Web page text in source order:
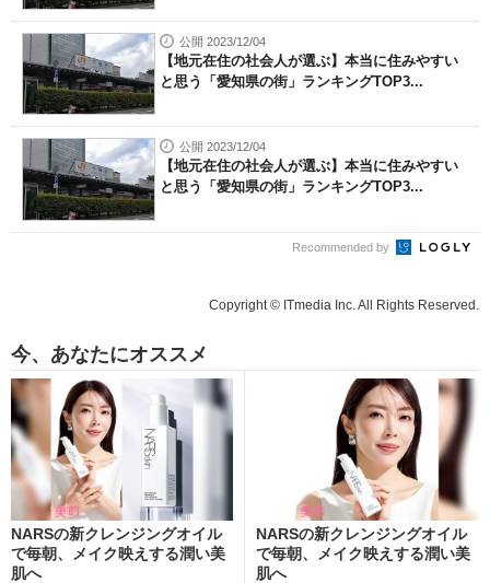
公開 2023/12/04
【地元在住の社会人が選ぶ】本当に住みやすい
と思う「愛知県の街」ランキングTOP3...
公開 2023/12/04
【地元在住の社会人が選ぶ】本当に住みやすい
と思う「愛知県の街」ランキングTOP3...
Recommended by
Copyright © ITmedia Inc. All Rights Reserved.
今、あなたにオススメ
NARSの新クレンジングオイル
で毎朝、メイク映えする潤い美
肌へ
NARSの新クレンジングオイル
で毎朝、メイク映えする潤い美
肌へ